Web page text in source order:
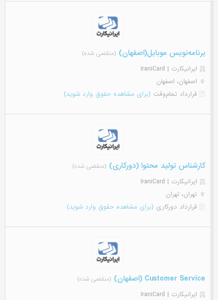
برنامه‌نویس موبایل(اصفهان) (منقضی شده)
ایرانیکارت | IraniCard
اصفهان، اصفهان
قرارداد تمام‌وقت (برای مشاهده حقوق وارد شوید)
کارشناس تولید محتوا (دورکاری) (منقضی شده)
ایرانیکارت | IraniCard
تهران، تهران
قرارداد دورکاری (برای مشاهده حقوق وارد شوید)
Customer Service (اصفهان) (منقضی شده)
ایرانیکارت | IraniCard